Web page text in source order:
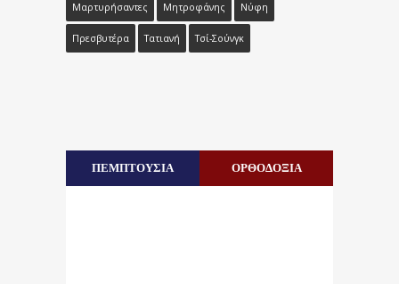
Μαρτυρήσαντες Μητροφάνης Νύφη
Πρεσβυτέρα Τατιανή Τσί-Σούνγκ
ΠΕΜΠΤΟΥΣΙΑ ΟΡΘΟΔΟΞΙΑ